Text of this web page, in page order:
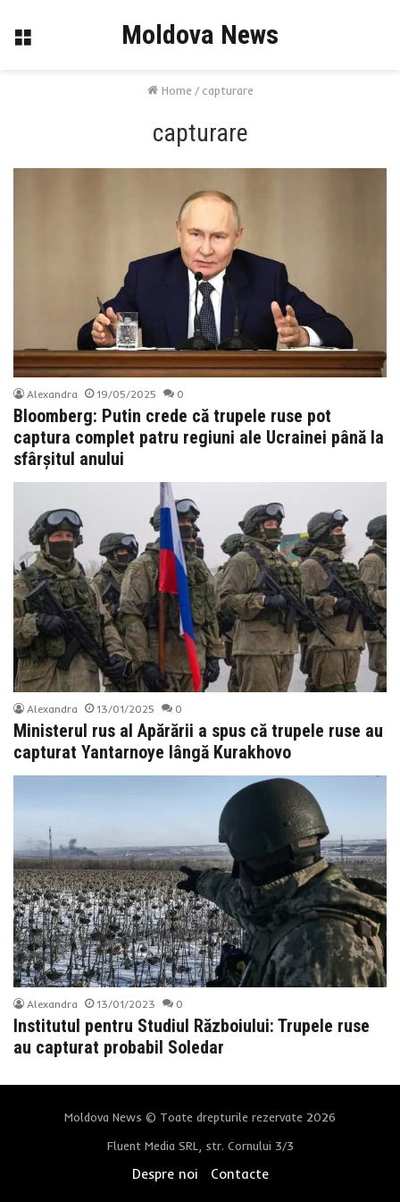
Menu Moldova News
Home / capturare
capturare
Alexandra 19/05/2025 0
Bloomberg: Putin crede că trupele ruse pot
captura complet patru regiuni ale Ucrainei până la
sfârșitul anului
Alexandra 13/01/2025 0
Ministerul rus al Apărării a spus că trupele ruse au
capturat Yantarnoye lângă Kurakhovo
Alexandra 13/01/2023 0
Institutul pentru Studiul Războiului: Trupele ruse
au capturat probabil Soledar
Moldova News © Toate drepturile rezervate 2026
Fluent Media SRL, str. Cornului 3/3
Despre noi Contacte